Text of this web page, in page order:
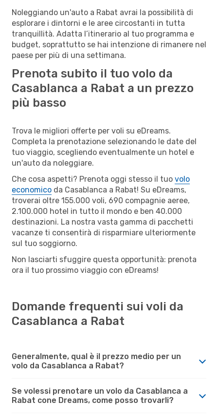
Noleggiando un'auto a Rabat avrai la possibilità di
esplorare i dintorni e le aree circostanti in tutta
tranquillità. Adatta l’itinerario al tuo programma e
budget, soprattutto se hai intenzione di rimanere nel
paese per più di una settimana.
Prenota subito il tuo volo da
Casablanca a Rabat a un prezzo
più basso
Trova le migliori offerte per voli su eDreams.
Completa la prenotazione selezionando le date del
tuo viaggio, scegliendo eventualmente un hotel e
un'auto da noleggiare.
Che cosa aspetti? Prenota oggi stesso il tuo volo
economico da Casablanca a Rabat! Su eDreams,
troverai oltre 155.000 voli, 690 compagnie aeree,
2.100.000 hotel in tutto il mondo e ben 40.000
destinazioni. La nostra vasta gamma di pacchetti
vacanze ti consentirà di risparmiare ulteriormente
sul tuo soggiorno.
Non lasciarti sfuggire questa opportunità: prenota
ora il tuo prossimo viaggio con eDreams!
Domande frequenti sui voli da
Casablanca a Rabat
Generalmente, qual è il prezzo medio per un
volo da Casablanca a Rabat?
Se volessi prenotare un volo da Casablanca a
Rabat cone Dreams, come posso trovarli?